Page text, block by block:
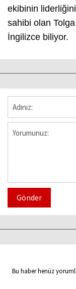
ekibinin
sahibi olan
İngilizce biliyor.
Gönder
Bu haber henüz